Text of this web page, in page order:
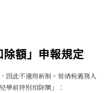
額」申報規定
因此不適用新制。若納稅義務人
學前特別扣除額」：